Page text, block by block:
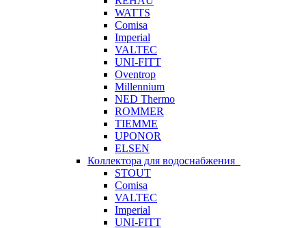
WATTS
Comisa
Imperial
VALTEC
UNI-FITT
Oventrop
Millennium
NED Thermo
ROMMER
TIEMME
UPONOR
ELSEN
Коллектора для водоснабжения
STOUT
Comisa
VALTEC
Imperial
UNI-FITT